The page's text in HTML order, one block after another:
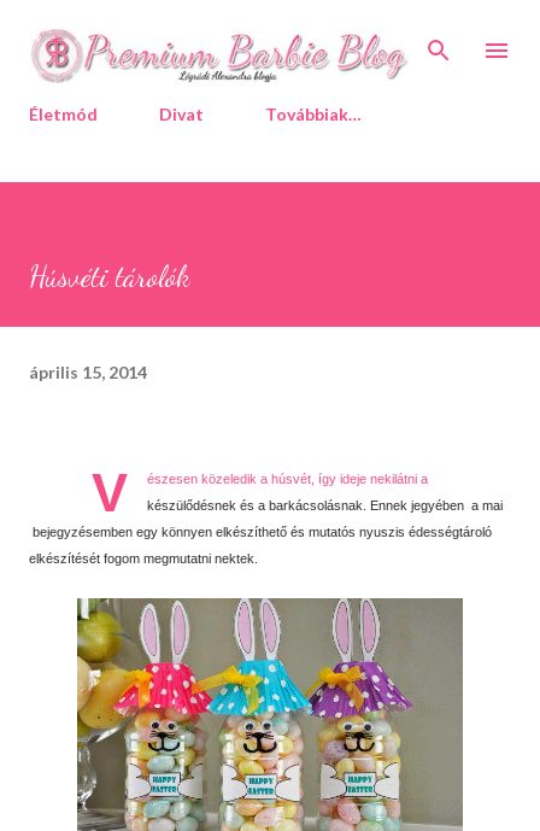
Életmód Divat Továbbiak…
Húsvéti tárolók
április 15, 2014
V
észesen közeledik a húsvét, így ideje nekilátni a
készülődésnek és a barkácsolásnak. Ennek jegyében a mai
bejegyzésemben egy könnyen elkészíthető és mutatós nyuszis édességtároló
elkészítését fogom megmutatni nektek.